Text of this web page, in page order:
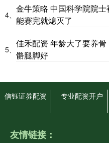
4、
金牛策略 中国科学院院
能赛完就熄灭了
5、
佳禾配资 年龄大了要养
骼腿脚好
信钰证券配资 专业配资开户
友情链接：